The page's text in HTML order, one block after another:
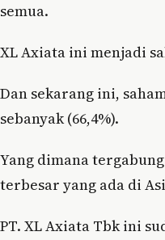
semua.
XL Axiata ini menjadi
Dan sekarang ini,
sebanyak (66,4%).
Yang dimana
terbesar yang ada di
PT. XL Axiata Tbk ini